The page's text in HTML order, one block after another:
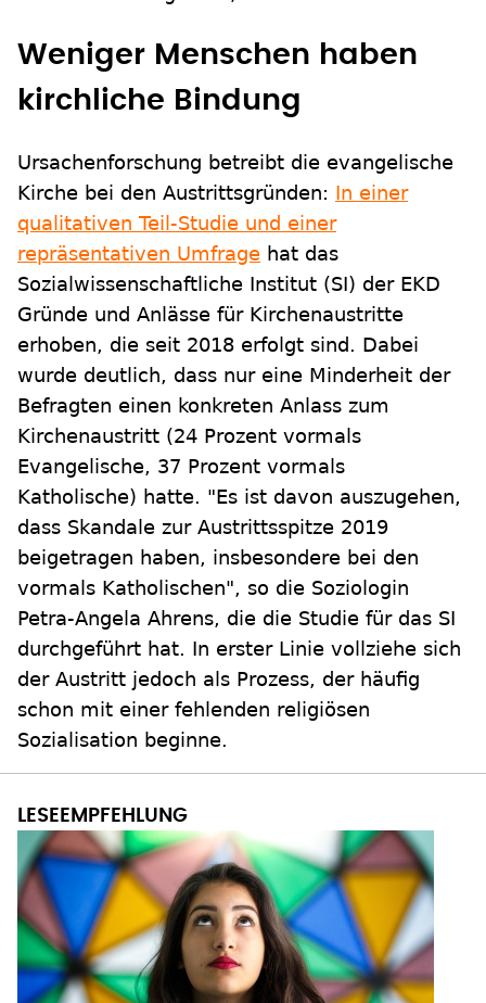
Weniger Menschen haben
kirchliche Bindung
Ursachenforschung betreibt die evangelische
Kirche bei den Austrittsgründen: In einer
qualitativen Teil-Studie und einer
repräsentativen Umfrage hat das
Sozialwissenschaftliche Institut (SI) der EKD
Gründe und Anlässe für Kirchenaustritte
erhoben, die seit 2018 erfolgt sind. Dabei
wurde deutlich, dass nur eine Minderheit der
Befragten einen konkreten Anlass zum
Kirchenaustritt (24 Prozent vormals
Evangelische, 37 Prozent vormals
Katholische) hatte. "Es ist davon auszugehen,
dass Skandale zur Austrittsspitze 2019
beigetragen haben, insbesondere bei den
vormals Katholischen", so die Soziologin
Petra-Angela Ahrens, die die Studie für das SI
durchgeführt hat. In erster Linie vollziehe sich
der Austritt jedoch als Prozess, der häufig
schon mit einer fehlenden religiösen
Sozialisation beginne.